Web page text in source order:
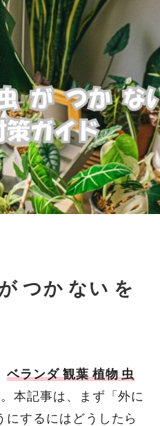
つか ない を
ベランダ 観葉 植物 虫
本記事は、まず「外に
にするにはどうしたら